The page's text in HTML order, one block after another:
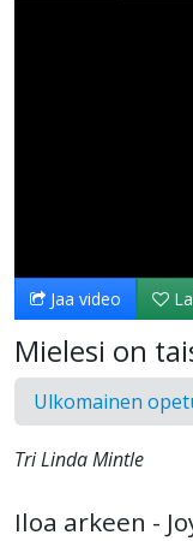
Jaa video
Mielesi on
Ulkomainen
Tri Linda Mintle
Iloa arkeen -